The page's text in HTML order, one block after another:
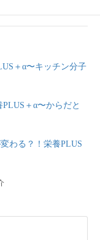
＋α〜キッチン分子
＋α〜からだと
わる？！栄養PLUS